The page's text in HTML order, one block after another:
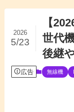
【
世代
後継
2026
5/23
広告 無線機